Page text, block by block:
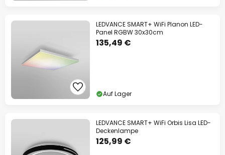
LEDVANCE SMART+ WiFi Planon LED-
Panel RGBW 30x30cm
135,49 €
Auf Lager
LEDVANCE SMART+ WiFi Orbis Lisa LED-
Deckenlampe
125,99 €